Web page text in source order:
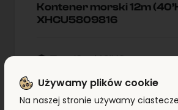
Kontener morski 12m
XHCU5809816
Typ:12m/40'HC
Lokallzacja:Kontenery
Warszawa
Używamy plików cookie
Na naszej stronie używamy